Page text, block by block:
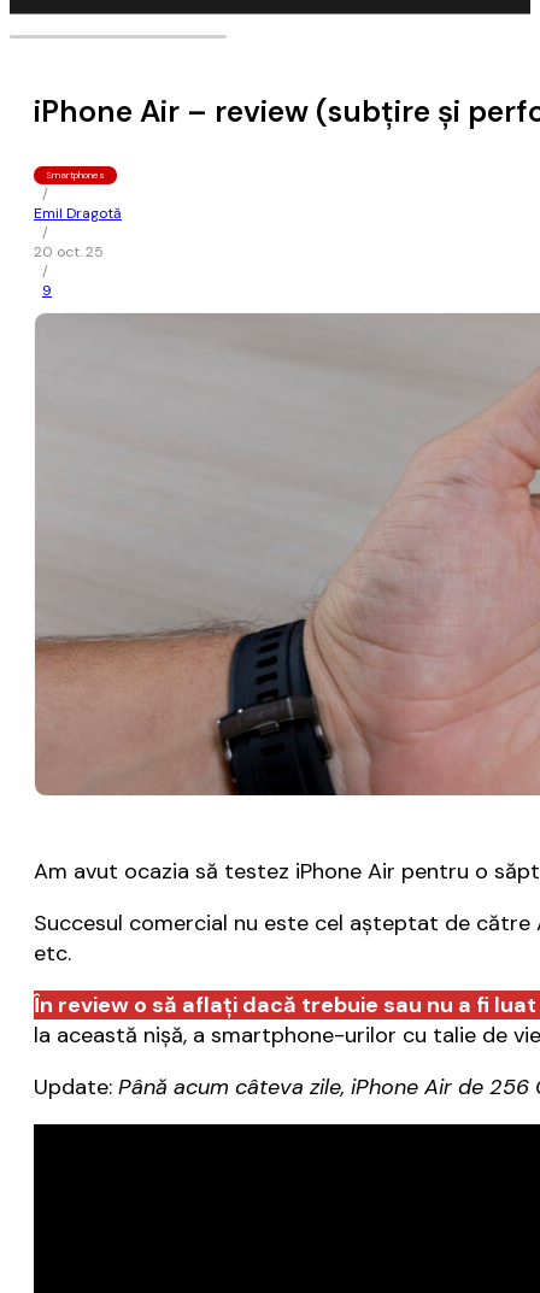
iPhone Air – review (subțire și
Smartphones
/
Emil Dragotă
/
20 oct. 25
/
9
Am avut ocazia să testez iPhone Air pentru o
Succesul comercial nu este cel așteptat de
etc.
În review o să aflați dacă trebuie sau nu a fi
la această nișă, a smartphone-urilor cu talie de
Update: Până acum câteva zile, iPhone Air de